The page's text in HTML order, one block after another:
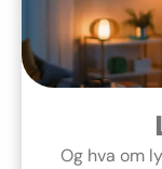
Og hva om